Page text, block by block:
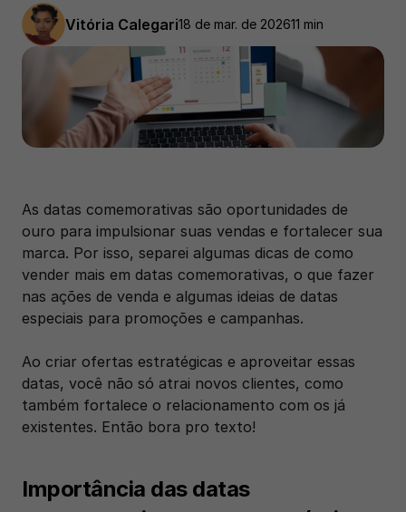
Vitória Calegari18 de mar. de 202611 min
As datas comemorativas são oportunidades de
ouro para impulsionar suas vendas e fortalecer sua
marca. Por isso, separei algumas dicas de como
vender mais em datas comemorativas, o que fazer
nas ações de venda e algumas ideias de datas
especiais para promoções e campanhas.
Ao criar ofertas estratégicas e aproveitar essas
datas, você não só atrai novos clientes, como
também fortalece o relacionamento com os já
existentes. Então bora pro texto!
Importância das datas